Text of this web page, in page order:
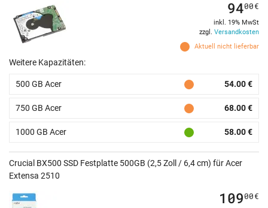
Aktuell nicht lieferbar
9400€
inkl. 19% MwSt
zzgl. Versandkosten
Weitere Kapazitäten:
500 GB Acer 54.00 €
750 GB Acer 68.00 €
1000 GB Acer 58.00 €
Crucial BX500 SSD Festplatte 500GB (2,5 Zoll / 6,4 cm) für Acer
Extensa 2510
10900€